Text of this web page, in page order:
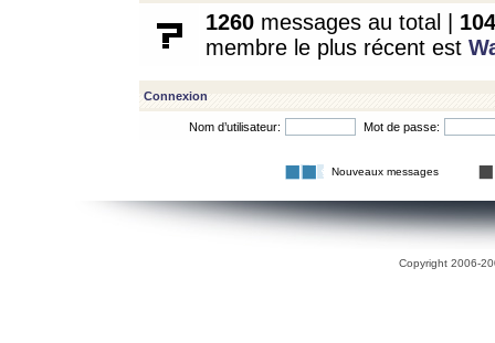
1260 messages au total | 104
membre le plus récent est
Connexion
Nom d’utilisateur: Mot de passe:
Nouveaux messages
Copyright 2006-